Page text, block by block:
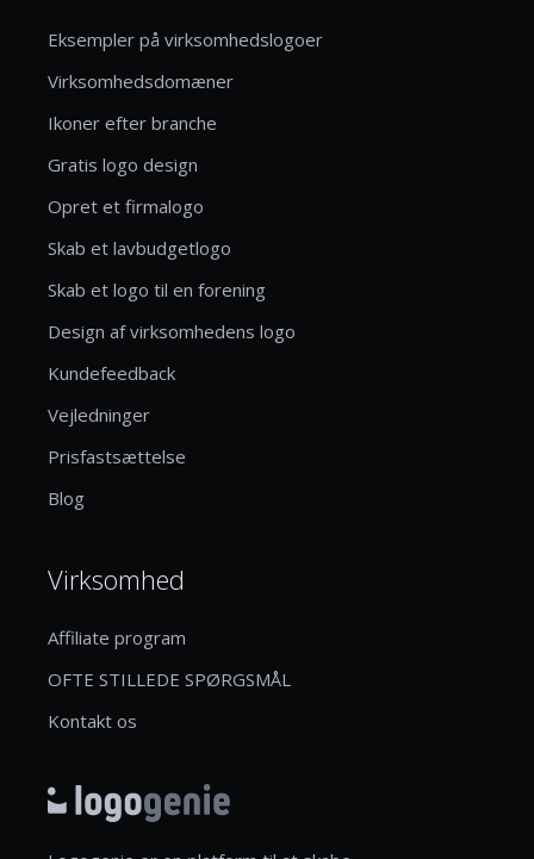
Eksempler på virksomhedslogoer
Virksomhedsdomæner
Ikoner efter branche
Gratis logo design
Opret et firmalogo
Skab et lavbudgetlogo
Skab et logo til en forening
Design af virksomhedens logo
Kundefeedback
Vejledninger
Prisfastsættelse
Blog
Virksomhed
Affiliate program
OFTE STILLEDE SPØRGSMÅL
Kontakt os